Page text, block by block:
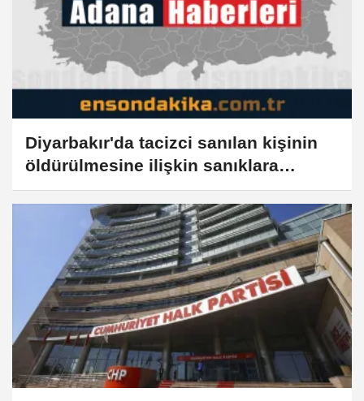
Diyarbakır'da tacizci sanılan kişinin
öldürülmesine ilişkin sanıklara
verilen cezaların gerekçesi açıklandı